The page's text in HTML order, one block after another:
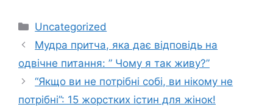
Категорії
Uncategorized
Мудра притча, яка дає відповідь на
одвічне питання: ” Чому я так живу?”
“Якщо ви не потрібні собі, ви нікому не
потрібні”: 15 жорстких істин для жінок!